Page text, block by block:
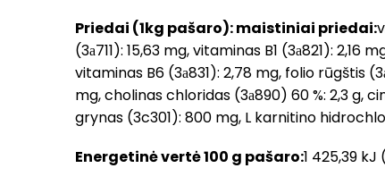
Priedai (1kg pašaro): maistiniai priedai:
(3а711): 15,63 mg, vitaminas B1 (3а821):
vitaminas B6 (3а831): 2,78 mg, folio rūgštis
mg, cholinas chloridas (3а890) 60 %: 2,3 g,
grynas (3c301): 800 mg, L karnitino
Energetinė vertė 100 g pašaro:1 425,39